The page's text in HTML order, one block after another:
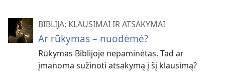
BIBLIJA: KLAUSIMAI IR ATSAKYMAI
Ar rūkymas – nuodėmė?
Rūkymas Biblijoje nepaminėtas. Tad ar
įmanoma sužinoti atsakymą į šį klausimą?